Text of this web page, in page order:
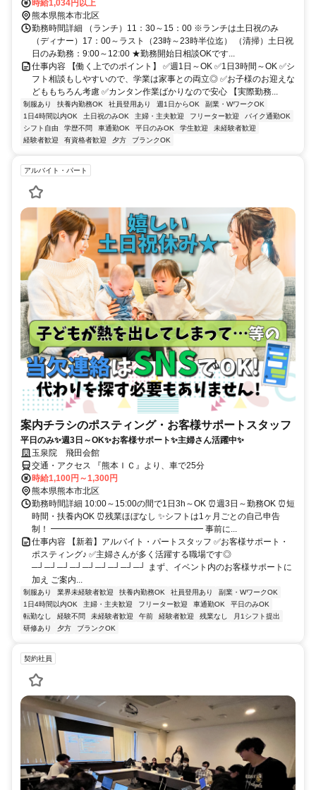
時給1,034円以上
熊本県熊本市北区
勤務時間詳細 （ランチ）11：30～15：00 ※ランチは土日祝のみ
（ディナー）17：00～ラスト（23時～23時半位迄） （清掃）土日祝
日のみ勤務：9:00～12:00 ★勤務開始日相談OKです...
仕事内容 【働く上でのポイント】 ✅週1日～OK ✅1日3時間～OK ✅シ
フト相談もしやすいので、学業は家事との両立◎ ✅お子様のお迎えな
どももちろん考慮 ✅カンタン作業ばかりなので安心 【実際勤務...
制服あり 扶養内勤務OK 社員登用あり 週1日からOK
副業・WワークOK
1日4時間以内OK
土日祝のみOK 主婦・主夫歓迎 フリーター歓迎
バイク通勤OK
シフト自由
学歴不問 車通勤OK 平日のみOK 学生歓迎
未経験者歓迎
経験者歓迎
有資格者歓迎 夕方 ブランクOK
アルバイト・パート
案内チラシのポスティング・お客様サポートスタッフ
平日のみ✨週3日～OK✨お客様サポート✨主婦さん活躍中✨
玉泉院 飛田会館
交通・アクセス 『熊本ＩＣ』より、車で25分
時給1,100円～1,300円
熊本県熊本市北区
勤務時間詳細 10:00～15:00の間で1日3h～OK ⏰週3日～勤務OK ⏰短
時間・扶養内OK ⏰残業ほぼなし ✨シフトは1ヶ月ごとの自己申告
制！ ━━━━━━━━━━━━━━━━━━ 事前に...
仕事内容 【新着】アルバイト・パートスタッフ ✅お客様サポート・
ポスティング♪ ✅主婦さんが多く活躍する職場です◎
─┘─┘─┘─┘─┘─┘─┘─┘─┘ まず、イベント内のお客様サポートに
加え ご案内...
制服あり 業界未経験者歓迎 扶養内勤務OK 社員登用あり
副業・WワークOK
1日4時間以内OK
主婦・主夫歓迎 フリーター歓迎 車通勤OK
平日のみOK
転勤なし
経験不問 未経験者歓迎 午前 経験者歓迎 残業なし
月1シフト提出
研修あり
夕方 ブランクOK
契約社員